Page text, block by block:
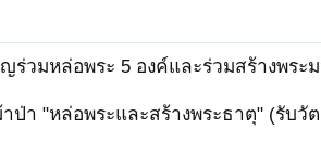
ญร่วมหล่อพระ 5 องค์และร่วมสร้างพ
ป่า "หล่อพระและสร้างพระธาตุ" (รับ